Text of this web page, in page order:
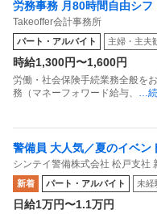
労務事務 月80時間自由シ
躍中
Takeoffer会計事務所
パート・アルバイト 主婦・主夫
時給1,300円〜1,600円
労働・社会保険手続業務全般を
務（マネーフォワード給与、 …続
警備員 大人気／夏のイベン
払いもOK／毎週水曜日が
くURLから面接日時を選ん
問題なし！未経験歓迎 ／ 警
シンテイ警備株式会社 松戸支社
リア/A3203200113
新着 パート・アルバイト 未経
日給1万円〜1.1万円